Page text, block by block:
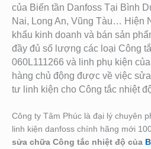
của Biến tần Danfoss Tại Bình
Nai, Long An, Vũng Tàu… Hiện
khẩu kinh doanh và bán sản
đầy đủ số lượng các loại Công
060L111266 và linh phụ kiện
hàng chủ động được về việc
tư linh kiện cho Công tắc nhiệt
Công ty Tâm Phúc là đại lý chuyên
linh kiện danfoss chính hãng mới
sửa chữa Công tắc nhiệt độ của